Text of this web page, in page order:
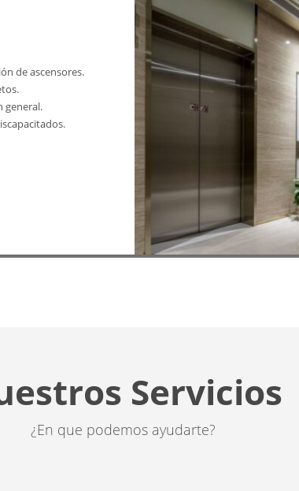
de ascensores.
general.
Servicios
¿En que podemos ayudarte?